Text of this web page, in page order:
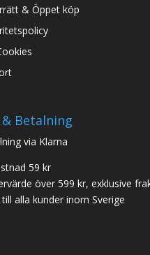
& Öppet köp
Betalning
via Klarna
59 kr
över 599 kr, exklusive
alla kunder inom Sverige